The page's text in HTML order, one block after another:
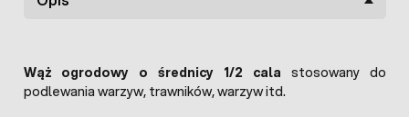
Wąż ogrodowy o średnicy 1/2 cala stosowany do
podlewania warzyw, trawników, warzyw itd.